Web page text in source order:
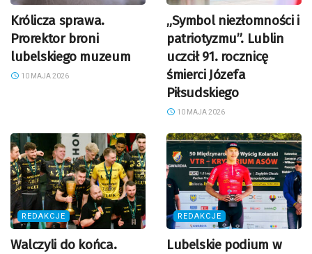
Królicza sprawa.
Prorektor broni
lubelskiego muzeum
10 MAJA 2026
„Symbol niezłomności i
patriotyzmu”. Lublin
uczcił 91. rocznicę
śmierci Józefa
Piłsudskiego
10 MAJA 2026
REDAKCJE
Walczyli do końca.
REDAKCJE
Lubelskie podium w